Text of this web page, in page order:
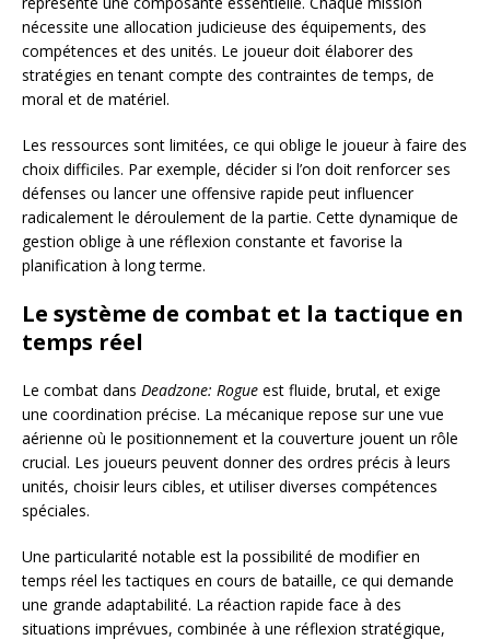
nécessite une allocation judicieuse des équipements, des
compétences et des unités. Le joueur doit élaborer des
stratégies en tenant compte des contraintes de temps, de
moral et de matériel.
Les ressources sont limitées, ce qui oblige le joueur à faire des
choix difficiles. Par exemple, décider si l’on doit renforcer ses
défenses ou lancer une offensive rapide peut influencer
radicalement le déroulement de la partie. Cette dynamique de
gestion oblige à une réflexion constante et favorise la
planification à long terme.
Le système de combat et la tactique en
temps réel
Le combat dans Deadzone: Rogue est fluide, brutal, et exige
une coordination précise. La mécanique repose sur une vue
aérienne où le positionnement et la couverture jouent un rôle
crucial. Les joueurs peuvent donner des ordres précis à leurs
unités, choisir leurs cibles, et utiliser diverses compétences
spéciales.
Une particularité notable est la possibilité de modifier en
temps réel les tactiques en cours de bataille, ce qui demande
une grande adaptabilité. La réaction rapide face à des
situations imprévues, combinée à une réflexion stratégique,